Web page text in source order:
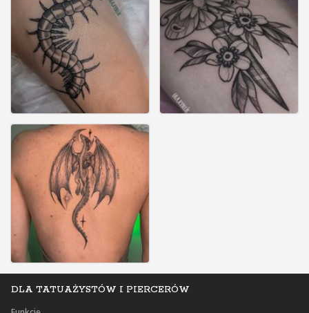
DLA TATUAŻYSTÓW I PIERCERÓW